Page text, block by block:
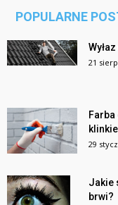
POPULARNE
21
29
Jakie
brwi?